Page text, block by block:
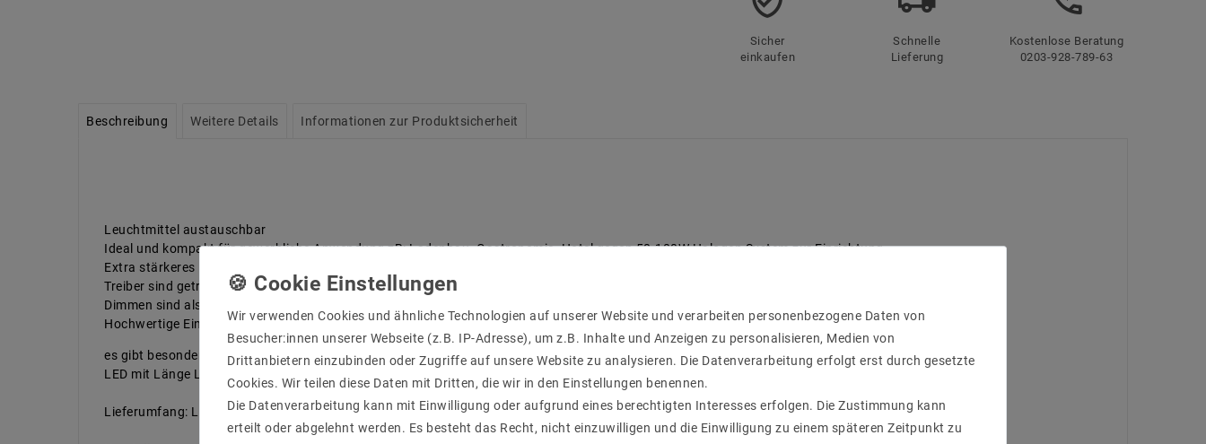
Sicher
einkaufen
Schnelle
Lieferung
Kostenlose Beratung
0203-928-789-63
Beschreibung Weitere Details Informationen zur Produktsicherheit
Leuchtmittel austauschbar
Ideal und kompakt für gewerbliche Anwendung zB: Ladenbau .Gastronomie .Hotel gegen 50-100W Halogen System zur Einrichtung.
Extra stärkeres Kühlungsteil mit langer Lebensdauer zu garantieren.
Treiber sind getrennt isoliert. wenige Warmentwicklung wird erzeugt.
Dimmen sind als durch Phasenabschnitte . 1-10V . Dali . CONNEX System .Zigbee als Optional zu möglich.
Hochwertige Einbaurahmen rostfrei und geeignet auch als extra Kühlungsteil gegen Warmentwicklung.
es gibt besondere Einbaurahmen welche tiefen Einbauplatz bieten und Blendschutz.
LED mit Länge Lebensdaur bis 50000 Stunden für Gewerblich täglich über 10 Stunden Brennenzeit geeignt.
Lieferumfang: Leuchtmittel + Einbraurahmen + Trafo(dimmbar: Phasenabschnitt)
Wir verwenden Cookies und ähnliche Technologien auf unserer Website und verarbeiten personenbezogene Daten von
Besucher:innen unserer Webseite (z.B. IP-Adresse), um z.B. Inhalte und Anzeigen zu personalisieren, Medien von
Drittanbietern einzubinden oder Zugriffe auf unsere Website zu analysieren. Die Datenverarbeitung erfolgt erst durch gesetzte
Cookies. Wir teilen diese Daten mit Dritten, die wir in den Einstellungen benennen.
Die Datenverarbeitung kann mit Einwilligung oder aufgrund eines berechtigten Interesses erfolgen. Die Zustimmung kann
erteilt oder abgelehnt werden. Es besteht das Recht, nicht einzuwilligen und die Einwilligung zu einem späteren Zeitpunkt zu